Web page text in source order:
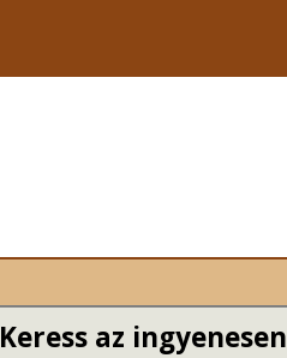
Keress az ingyenesen